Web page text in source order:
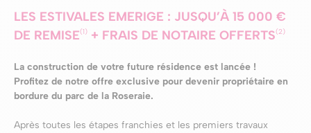
LES ESTIVALES EMERIGE : JUSQU’À 15 000 €
DE REMISE(1) + FRAIS DE NOTAIRE OFFERTS(2)
La construction de votre future résidence est lancée !
Profitez de notre offre exclusive pour devenir propriétaire en
bordure du parc de la Roseraie.
Après toutes les étapes franchies et les premiers travaux